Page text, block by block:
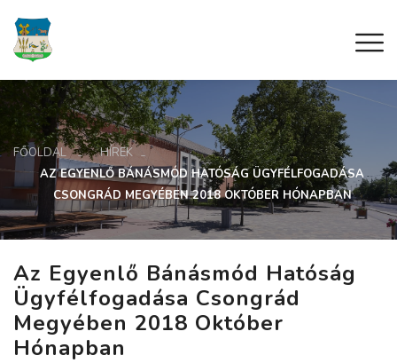
FŐOLDAL
HÍREK
AZ EGYENLŐ BÁNÁSMÓD HATÓSÁG ÜGYFÉLFOGADÁSA
CSONGRÁD MEGYÉBEN 2018 OKTÓBER HÓNAPBAN
Az Egyenlő Bánásmód Hatóság
Ügyfélfogadása Csongrád
Megyében 2018 Október
Hónapban